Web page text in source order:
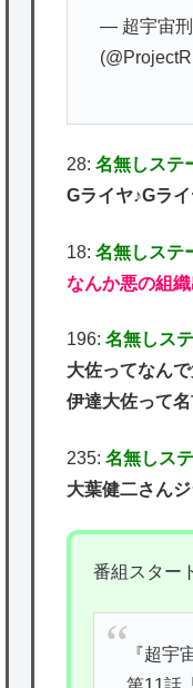
— 超宇宙刑
28: 名無しステ
Gライヤ♪Gライ
18: 名無しステ
なんか悪の組
196: 名無しス
大佐ってなん
伊達大佐って
235: 名無しス
大葉健二さん
番組スター
『超宇